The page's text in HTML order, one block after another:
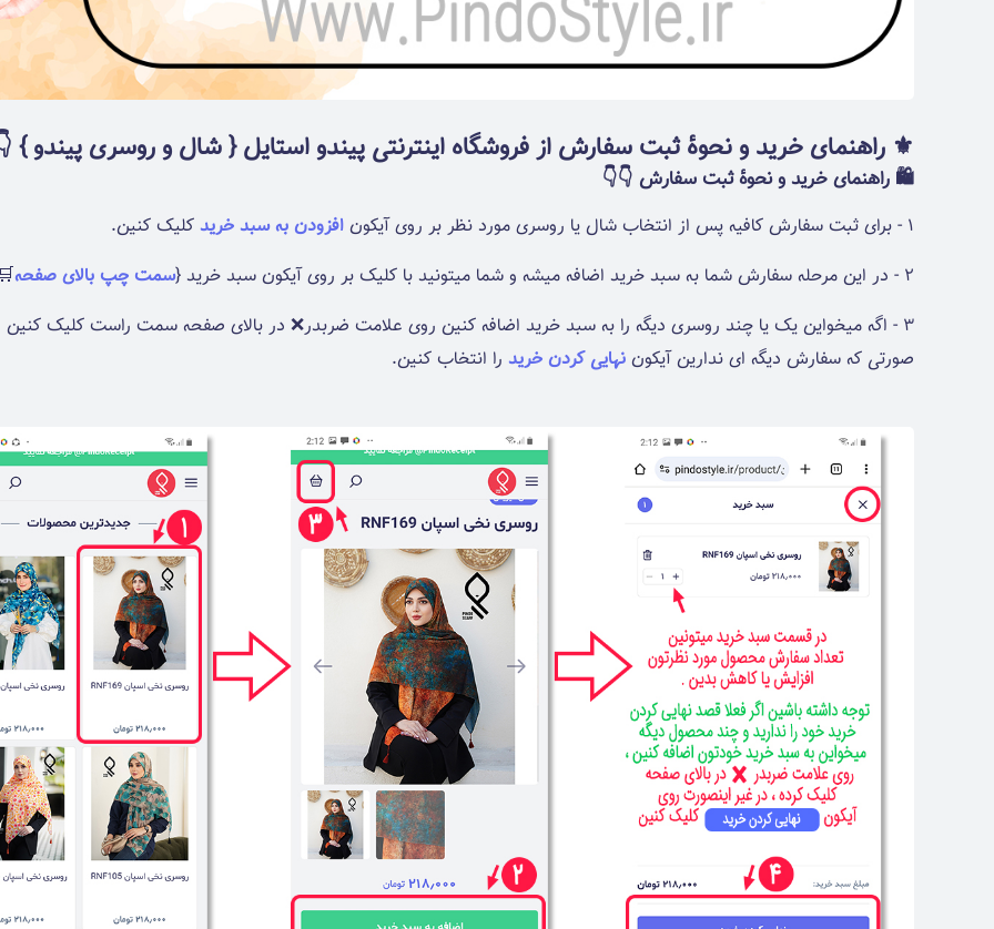
⚜️ راهنمای خرید و نحوۀ ثبت سفارش از فروشگاه اینترنتی پیندو استایل { شال و روسری پیندو }
🛍 راهنمای خرید و نحوۀ ثبت سفارش 👇👇
1 - برای ثبت سفارش کافیه پس از انتخاب شال یا روسری مورد نظر بر روی آیکون افزودن به سبد خرید کلیک کنین.
2 - در این مرحله سفارش شما به سبد خرید اضافه میشه و شما میتونید با کلیک بر روی آیکون سبد خرید {
سمت چپ بالای صفحه
3 - اگه میخواین یک یا چند روسری دیگه را به سبد خرید اضافه کنین روی علامت ضربدر❌ در بالای صفحه سمت راست کلیک
صورتی که سفارش دیگه ای ندارین آیکون نهایی کردن خرید را انتخاب کنین.